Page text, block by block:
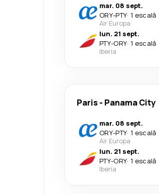
mar. 08 sept.
ORY-PTY· 1 escală
Air Europa
lun. 21 sept.
PTY-ORY· 1 escală
Iberia
Paris- Panama City
mar. 08 sept.
ORY-PTY· 1 escală
Air Europa
lun. 21 sept.
PTY-ORY· 1 escală
Iberia